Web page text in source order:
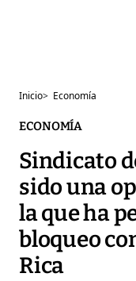
Inicio> Economía
ECONOMÍA
Sindicato
sido una
la que ha
bloqueo
Rica